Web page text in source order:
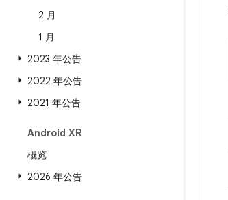
2 月
1 月
2023 年公告
2022 年公告
2021 年公告
Android XR
概览
2026 年公告